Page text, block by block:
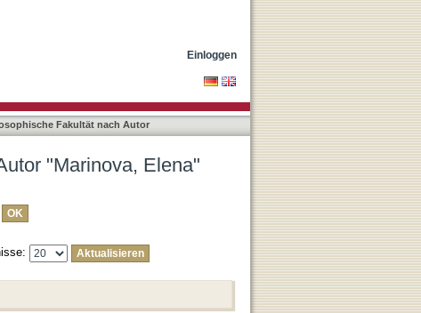
Einloggen
Fakultät nach Autor
"Marinova, Elena"